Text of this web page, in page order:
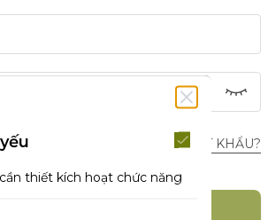
BẠN QUÊN MẬT KHẨU?
thiết kích hoạt chức năng